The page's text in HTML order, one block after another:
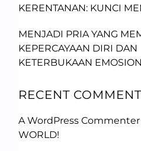
KERENTANAN: KUNCI
MENJADI PRIA YANG
KEPERCAYAAN DIRI DAN
KETERBUKAAN
RECENT
A WordPress Commenter
WORLD!